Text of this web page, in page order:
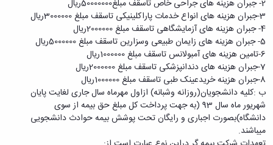
راهبردی
دانشگاه
نقشه
دانشگاه
ساختار
سازمانی
سازمان
دانشگاه
حوزه
ریاست
معاونت
پسا
دکترا
استعدادهای
درخشان
دانشجویان
غیرایرانی
مهمانی
و
انتقال
حمایت‌های
تحصیلی
ارتباط
با
صنعت
پردیس
علم
و
فناوری
مراکز
تحقیقات
و فناوری
پژوهشکده
مهندسی
کشاورزی
شیمی
و
علوم
نفت
علوم
انسانی
هنر
و
معماری
پرسنل
اداره
رفاه
کارکنان
مهمانسرای
دانشگاه
رفاهی
دانشجویان
مدیریت
امور
دانشجویان
هیأت
علمی
کارکنان
دانشجویان
فارغ
التحصیلان
فوق
برنامه
فعالیت‌های
دانشجویی
انجمن‌های
علمی
پایگاه
خبری
بسنا
پیشخوان
2- جبران هزینه های جراحی خاص تاسقف مبلغ50000000ریال
3-جبران هزینه های انواع خدمات پاراکلینیکی تاسقف مبلغ 3000000ریال
4- جبران هزینه های آزمایشگاهی تاسقف مبلغ 2000000ریال
5- جبران هزینه های زایمان طبیعی وسزارین تاسقف مبلغ 5000000ریال
6-تامین هزینه های آمبولانس تاسقف مبلغ 1000000ریال
7-جبران هزینه های دندانپزشکی تاسقف مبلغ 2000000ریال
8-جبران هزینه خریدعینک طبی تاسقف مبلغ 1000000ریال
ب :کلیه دانشجویان(روزانه وشبانه) ازاول مهرماه سال جاری لغایت پایان
شهریور ماه سال 93 (به جهت پرداخت کل مبلغ حق بیمه از سوی
دانشگاه)بصورت اجباری و رایگان تحت پوشش بیمه حوادث دانشجویی
میباشند.